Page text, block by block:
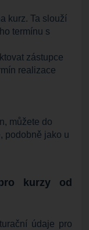
kurz. Ta slouží
termínu s
zástupce
realizace
můžete do
podobně jako u
kurzy od
údaje pro